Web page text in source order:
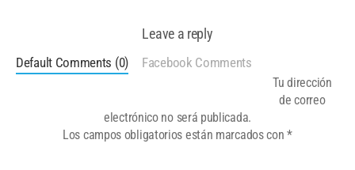
Leave a reply
Default Comments (0) Facebook Comments
Tu dirección
de correo
electrónico no será publicada.
Los campos obligatorios están marcados con*